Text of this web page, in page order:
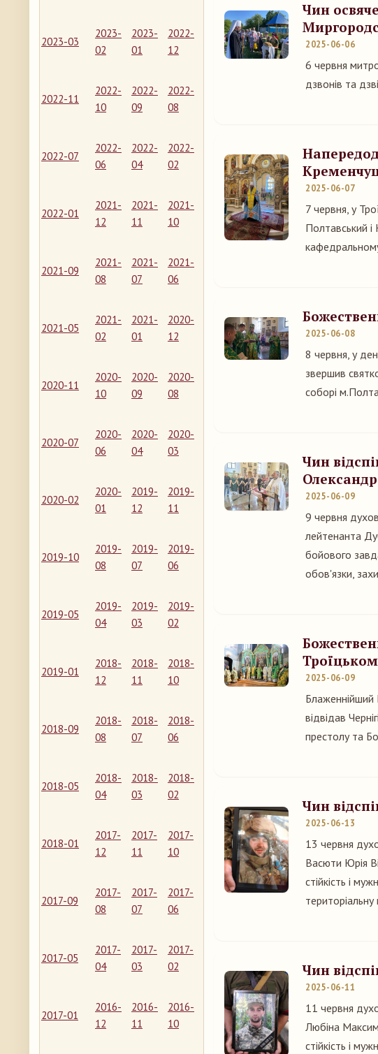
2023-03
2023-
02
2023-
01
2022-
12
2022-11
2022-
10
2022-
09
2022-
08
2022-07
2022-
06
2022-
04
2022-
02
2022-01
2021-
12
2021-
11
2021-
10
2021-09
2021-
08
2021-
07
2021-
06
2021-05
2021-
02
2021-
01
2020-
12
2020-11
2020-
10
2020-
09
2020-
08
2020-07
2020-
06
2020-
04
2020-
03
2020-02
2020-
01
2019-
12
2019-
11
2019-10
2019-
08
2019-
07
2019-
06
2019-05
2019-
04
2019-
03
2019-
02
2019-01
2018-
12
2018-
11
2018-
10
2018-09
2018-
08
2018-
07
2018-
06
2018-05
2018-
04
2018-
03
2018-
02
2018-01
2017-
12
2017-
11
2017-
10
2017-09
2017-
08
2017-
07
2017-
06
2017-05
2017-
04
2017-
03
2017-
02
2017-01
2016-
12
2016-
11
2016-
10
Чин
2025-06-06
6 червня
дзвонів та
2025-06-07
7 червня, у
Полтавський
2025-06-08
8 червня, у
звершив
соборі
Чин
2025-06-09
9 червня
лейтенанта
бойового
обов'язки,
2025-06-09
Блаженнійший
відвідав
престолу та
Чин
2025-06-13
13 червня
Васюти Юрія
стійкість і
територіальну
Чин
2025-06-11
11 червня
Любіна
стійкість і